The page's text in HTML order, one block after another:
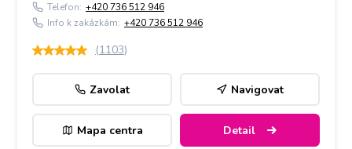
Telefon: +420 736 512 946
Info k zakázkám: +420 736 512 946
(1103)
Zavolat Navigovat
Mapa centra Detail